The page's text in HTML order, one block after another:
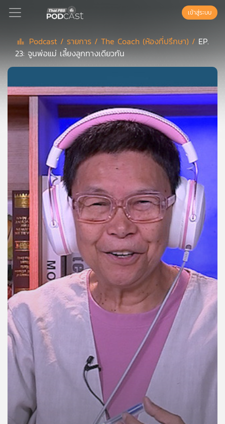
Podcast
เพล
ย์
สต์
ย์
ลิ
สต์
ของ
คุณ
เพลง
บทความ
ข่าว
และ
กิจกรรม
เกี่ยว
เข้าสู่ระบบ
Podcast / รายการ /The Coach (ห้องที่ปรึกษา) / EP.
23: จูนพ่อแม่ เลี้ยงลูกทางเดียวกัน